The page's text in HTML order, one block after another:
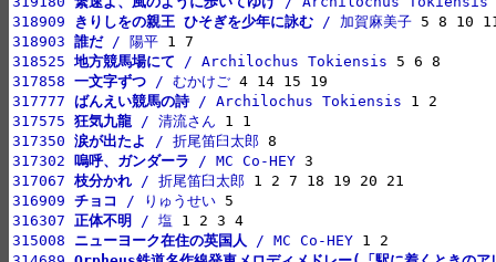
318909
きりしをの親王 ひそぎを少年に詠む / 加賀麻美子
318903 誰だ / 陽平
318525 地方競馬場にて / Archilochus Tokiensis
317858 一文字ずつ / むかけご
317777 ばんえい競馬の詩 / Archilochus Tokiensis
317575 狂気九龍 / 清流さん
317350 涙が出たよ / 折尾笛臼太郎
317302
嗚呼、ガンダーラ / MC Co-HEY
317067 枝分かれ / 折尾笛臼太郎
316909 チョコ / りゅうせい
316307 正体不明 / 塩
315008 ニューヨーク在住の英国人 / MC Co-HEY